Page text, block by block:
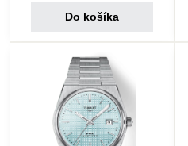
Do košíka